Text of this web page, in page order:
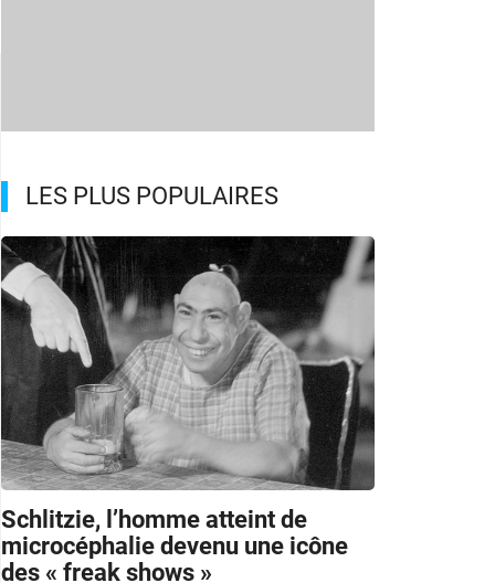
LES PLUS POPULAIRES
Schlitzie, l’homme atteint de
microcéphalie devenu une icône
des « freak shows »